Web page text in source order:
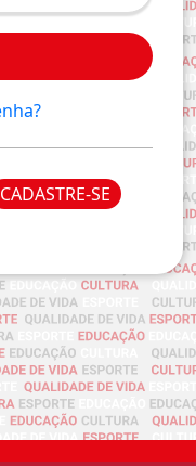
CADASTRE-SE